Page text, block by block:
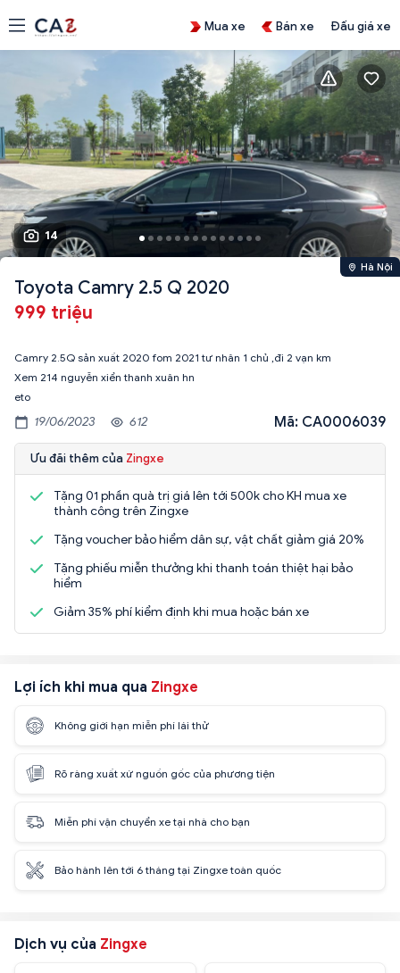
Mua xe Bán xe Đấu giá xe
14
Hà Nội
Toyota Camry 2.5 Q 2020
999 triệu
Camry 2.5Q sản xuất 2020 fom 2021 tư nhân 1 chủ ,đi 2 vạn km
Xem 214 nguyễn xiển thanh xuân hn
eto
19/06/2023 612 Mã: CA0006039
Ưu đãi thêm của Zingxe
Tặng 01 phần quà trị giá lên tới 500k cho KH mua xe
thành công trên Zingxe
Tặng voucher bảo hiểm dân sự, vật chất giảm giá 20%
Tặng phiếu miễn thưởng khi thanh toán thiệt hại bảo
hiểm
Giảm 35% phí kiểm định khi mua hoặc bán xe
Lợi ích khi mua qua Zingxe
Không giới hạn miễn phí lái thử
Rõ ràng xuất xứ nguồn gốc của phương tiện
Miễn phí vận chuyển xe tại nhà cho bạn
Bảo hành lên tới 6 tháng tại Zingxe toàn quốc
Dịch vụ của Zingxe